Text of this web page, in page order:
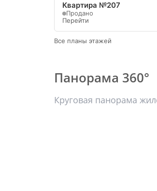
Квартира №207
Продано
Перейти
Все планы этажей
Панорама 360°
Круговая панорама